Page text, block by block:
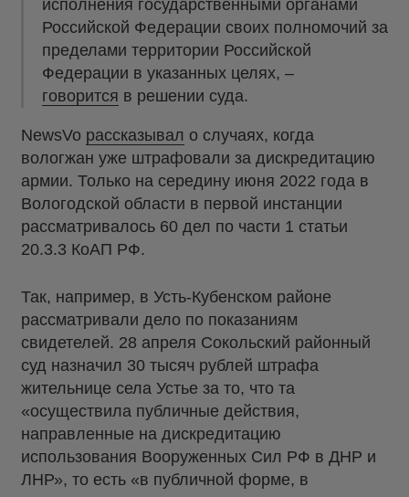
исполнения государственными органами
Российской Федерации своих полномочий за
пределами территории Российской
Федерации в указанных целях, –
говорится в решении суда.
NewsVo рассказывал о случаях, когда
вологжан уже штрафовали за дискредитацию
армии. Только на середину июня 2022 года в
Вологодской области в первой инстанции
рассматривалось 60 дел по части 1 статьи
20.3.3 КоАП РФ.
Так, например, в Усть-Кубенском районе
рассматривали дело по показаниям
свидетелей. 28 апреля Сокольский районный
суд назначил 30 тысяч рублей штрафа
жительнице села Устье за то, что та
«осуществила публичные действия,
направленные на дискредитацию
использования Вооруженных Сил РФ в ДНР и
ЛНР», то есть «в публичной форме, в